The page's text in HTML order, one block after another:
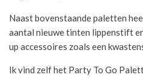
Naast bovenstaande paletten
aantal nieuwe tinten lippenstift
up accessoires zoals een
Ik vind zelf het Party To Go